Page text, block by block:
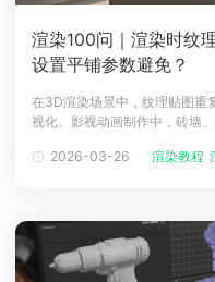
渲染100问｜渲染时纹
设置平铺参数避免？
在3D渲染场景中，纹理贴图重
视化、影视动画制作中，砖墙
能为参数调试和效果校验提供
2026-03-26 渲染教程